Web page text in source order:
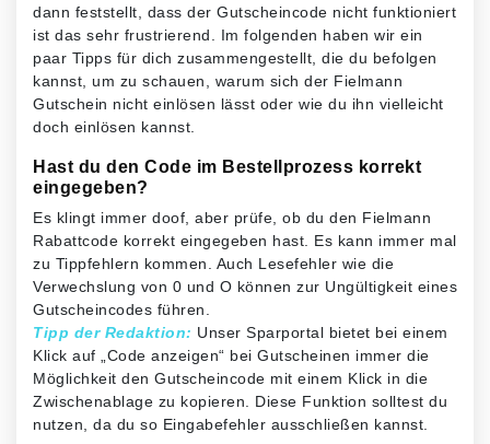
dann feststellt, dass der Gutscheincode nicht funktioniert
ist das sehr frustrierend. Im folgenden haben wir ein
paar Tipps für dich zusammengestellt, die du befolgen
kannst, um zu schauen, warum sich der Fielmann
Gutschein nicht einlösen lässt oder wie du ihn vielleicht
doch einlösen kannst.
Hast du den Code im Bestellprozess korrekt
eingegeben?
Es klingt immer doof, aber prüfe, ob du den Fielmann
Rabattcode korrekt eingegeben hast. Es kann immer mal
zu Tippfehlern kommen. Auch Lesefehler wie die
Verwechslung von 0 und O können zur Ungültigkeit eines
Gutscheincodes führen.
Tipp der Redaktion: Unser Sparportal bietet bei einem
Klick auf „Code anzeigen“ bei Gutscheinen immer die
Möglichkeit den Gutscheincode mit einem Klick in die
Zwischenablage zu kopieren. Diese Funktion solltest du
nutzen, da du so Eingabefehler ausschließen kannst.